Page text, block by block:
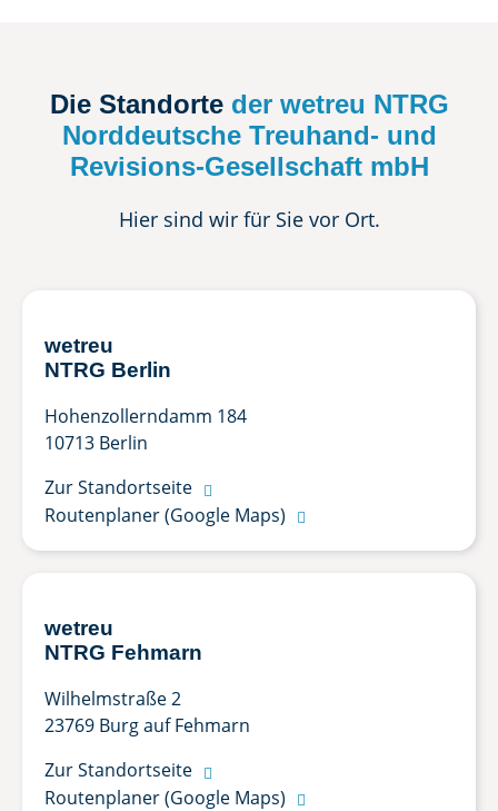
Die Standorte der wetreu NTRG
Norddeutsche Treuhand- und
Revisions-Gesellschaft mbH
Hier sind wir für Sie vor Ort.
wetreu
NTRG Berlin
Hohenzollerndamm 184
10713 Berlin
Zur Standortseite 
Routenplaner (Google Maps) 
wetreu
NTRG Fehmarn
Wilhelmstraße 2
23769 Burg auf Fehmarn
Zur Standortseite 
Routenplaner (Google Maps) 